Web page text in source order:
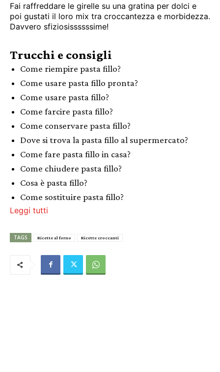
Fai raffreddare le girelle su una gratina per dolci e
poi gustati il loro mix tra croccantezza e morbidezza.
Davvero sfiziosissssssime!
Trucchi e consigli
Come riempire pasta fillo?
Come usare pasta fillo pronta?
Come usare pasta fillo?
Come farcire pasta fillo?
Come conservare pasta fillo?
Dove si trova la pasta fillo al supermercato?
Come fare pasta fillo in casa?
Come chiudere pasta fillo?
Cosa è pasta fillo?
Come sostituire pasta fillo?
Leggi tutti
TAGS Ricette al forno Ricette croccanti